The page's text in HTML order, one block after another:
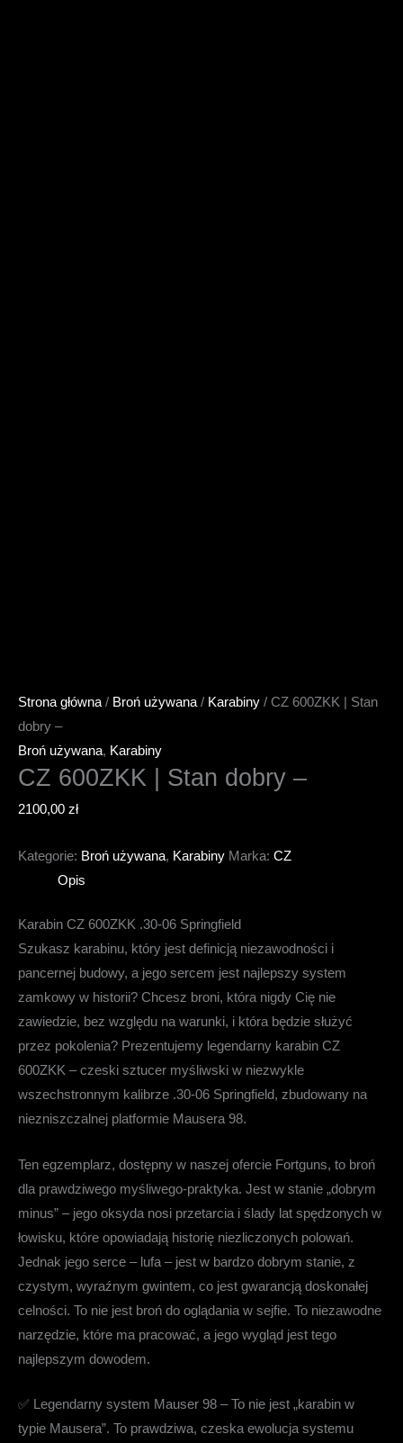
Strona główna/ Broń używana/ Karabiny / CZ 600ZKK | Stan
dobry –
Broń używana, Karabiny
CZ 600ZKK | Stan dobry –
2100,00 zł
Kategorie: Broń używana, Karabiny Marka: CZ
Opis
Karabin CZ 600ZKK .30-06 Springfield
Szukasz karabinu, który jest definicją niezawodności i
pancernej budowy, a jego sercem jest najlepszy system
zamkowy w historii? Chcesz broni, która nigdy Cię nie
zawiedzie, bez względu na warunki, i która będzie służyć
przez pokolenia? Prezentujemy legendarny karabin CZ
600ZKK – czeski sztucer myśliwski w niezwykle
wszechstronnym kalibrze .30-06 Springfield, zbudowany na
niezniszczalnej platformie Mausera 98.
Ten egzemplarz, dostępny w naszej ofercie Fortguns, to broń
dla prawdziwego myśliwego-praktyka. Jest w stanie „dobrym
minus” – jego oksyda nosi przetarcia i ślady lat spędzonych w
łowisku, które opowiadają historię niezliczonych polowań.
Jednak jego serce – lufa – jest w bardzo dobrym stanie, z
czystym, wyraźnym gwintem, co jest gwarancją doskonałej
celności. To nie jest broń do oglądania w sejfie. To niezawodne
narzędzie, które ma pracować, a jego wygląd jest tego
najlepszym dowodem.
✅ Legendarny system Mauser 98 – To nie jest „karabin w
typie Mausera”. To prawdziwa, czeska ewolucja systemu